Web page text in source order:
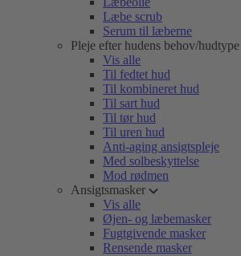
Læbe scrub
Serum til læberne
Pleje efter hudens behov/hudtype
Vis alle
Til fedtet hud
Til kombineret hud
Til sart hud
Til tør hud
Til uren hud
Anti-aging ansigtspleje
Med solbeskyttelse
Mod rødmen
Ansigtsmasker
Vis alle
Øjen- og læbemasker
Fugtgivende masker
Rensende masker